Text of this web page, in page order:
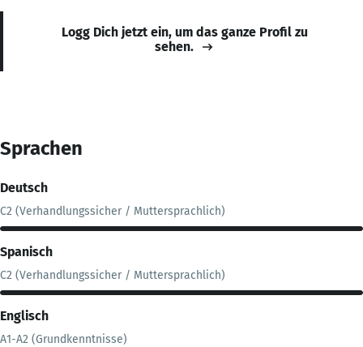
Logg Dich jetzt ein, um das ganze Profil zu
sehen.
Sprachen
Deutsch
C2 (Verhandlungssicher / Muttersprachlich)
Spanisch
C2 (Verhandlungssicher / Muttersprachlich)
Englisch
A1-A2 (Grundkenntnisse)